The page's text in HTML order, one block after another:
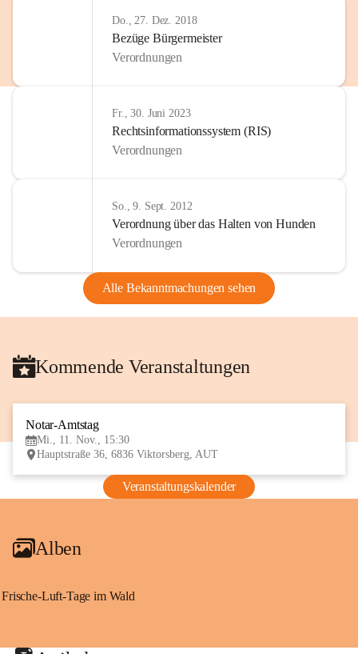
Do., 27. Dez. 2018
Bezüge Bürgermeister
Verordnungen
Fr., 30. Juni 2023
Rechtsinformationssystem (RIS)
Verordnungen
So., 9. Sept. 2012
Verordnung über das Halten von Hunden
Verordnungen
Alle Bekanntmachungen sehen
Kommende Veranstaltungen
Notar-Amtstag
Mi., 11. Nov., 15:30
Hauptstraße 36, 6836 Viktorsberg, AUT
Veranstaltungskalender
Alben
Frische-Luft-Tage im Wald